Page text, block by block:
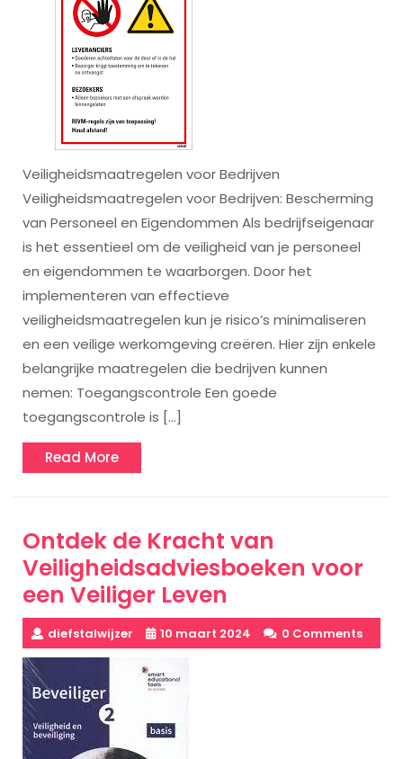
Veiligheidsmaatregelen voor Bedrijven
Veiligheidsmaatregelen voor Bedrijven: Bescherming
van Personeel en Eigendommen Als bedrijfseigenaar
is het essentieel om de veiligheid van je personeel
en eigendommen te waarborgen. Door het
implementeren van effectieve
veiligheidsmaatregelen kun je risico’s minimaliseren
en een veilige werkomgeving creëren. Hier zijn enkele
belangrijke maatregelen die bedrijven kunnen
nemen: Toegangscontrole Een goede
toegangscontrole is […]
Read MoreRead
More
Ontdek de Kracht van
Veiligheidsadviesboeken voor
een Veiliger Leven
diefstalwijzer 10 maart 2024 0 Comments